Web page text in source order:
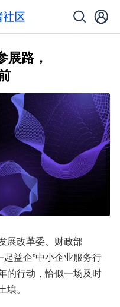
展路，
展改革委、财政部
起益企”中小企业服务行
的行动，恰似一场及时
。